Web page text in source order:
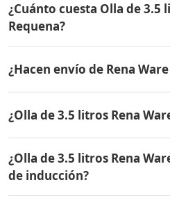
¿Cuánto cuesta Olla de 3.5
Requena?
todo el Perú. Contáctame por
el precio actual, promociones
de pago en cuotas desde el
¿Hacen envío de Rena
a Requena, Loreto y a todo el
entrega.
¿Olla de 3.5 litros Rena
vida contra defectos de
productos Rena Ware están
inoxidable quirúrgico 18/10
¿Olla de 3.5 litros Rena
de inducción?